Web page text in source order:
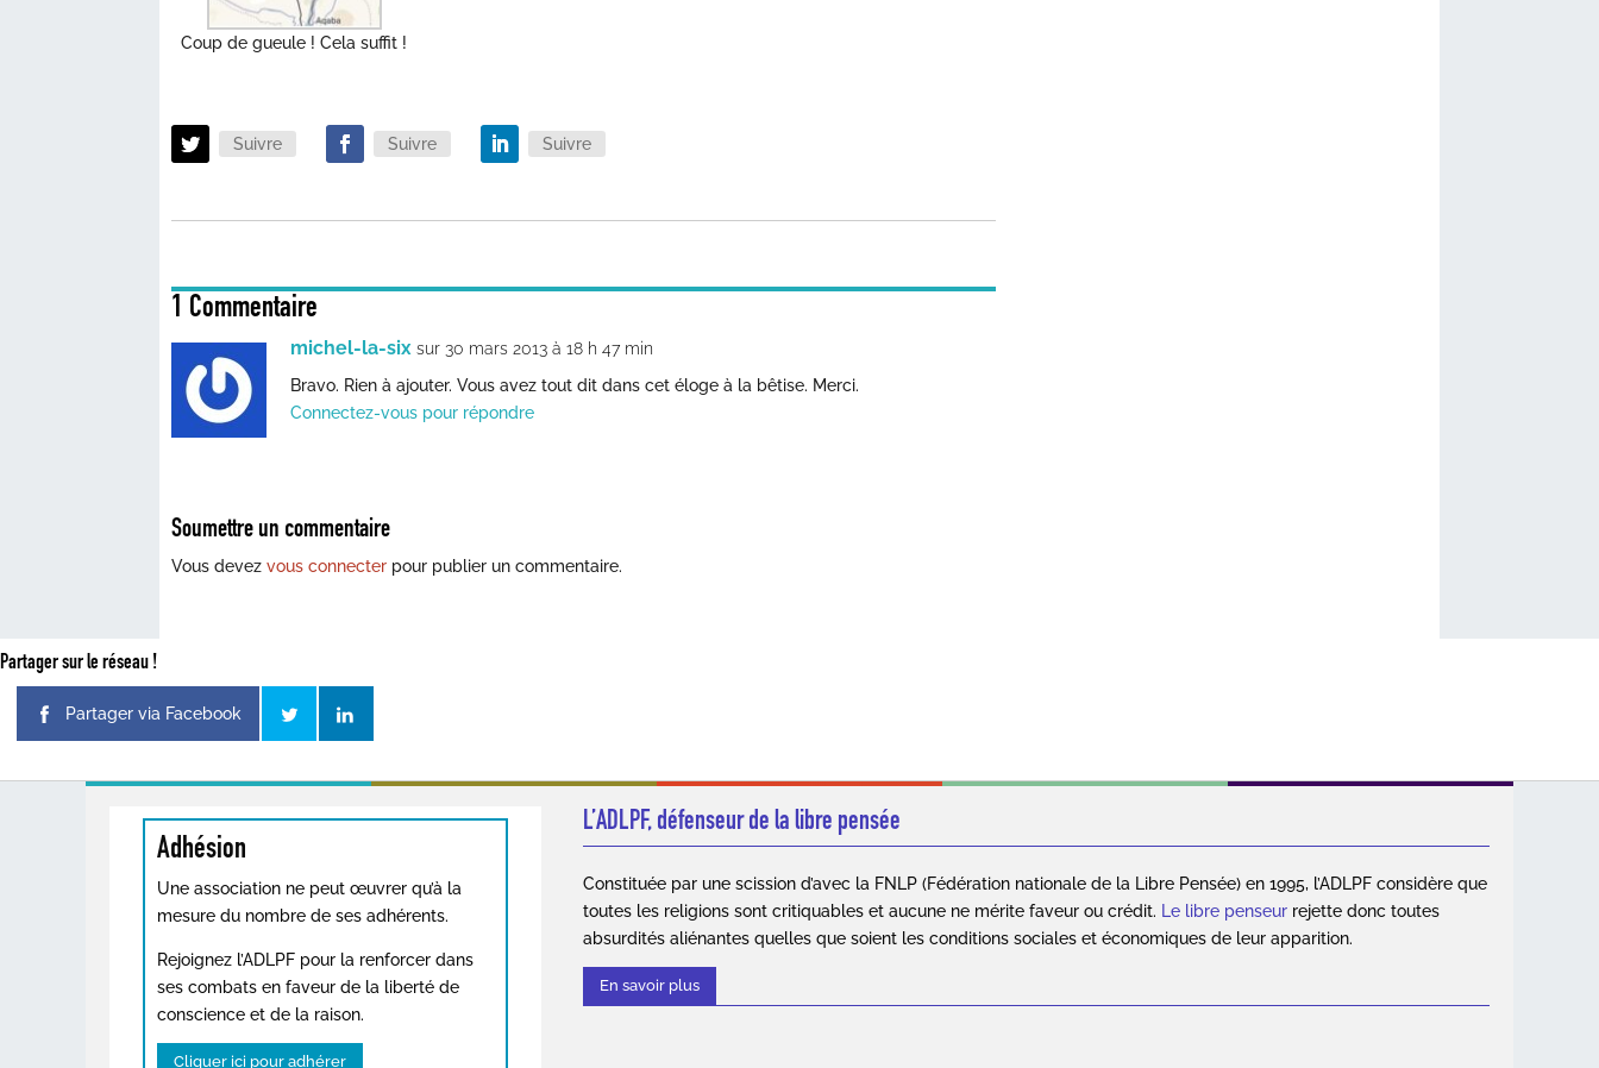
Coup de gueule ! Cela suffit !
Suivre Suivre Suivre
1 Commentaire
michel-la-six sur 30 mars 2013 à 18 h 47 min
Bravo. Rien à ajouter. Vous avez tout dit dans cet éloge à la bêtise. Merci.
Connectez-vous pour répondre
Soumettre un commentaire
Vous devezvous connecter pour publier un commentaire.
Partager sur le réseau !
Partager via Facebook
Adhésion
Une association ne peut œuvrer qu’à la
mesure du nombre de ses adhérents.
Rejoignez l’ADLPF pour la renforcer dans
ses combats en faveur de la liberté de
conscience et de la raison.
Cliquer ici pour adhérer
L’ADLPF, défenseur de la libre pensée
Constituée par une scission d’avec la FNLP (Fédération nationale de la Libre Pensée) en 1995, l’ADLPF considère que
toutes les religions sont critiquables et aucune ne mérite faveur ou crédit. Le libre penseur rejette donc toutes
absurdités aliénantes quelles que soient les conditions sociales et économiques de leur apparition.
En savoir plus